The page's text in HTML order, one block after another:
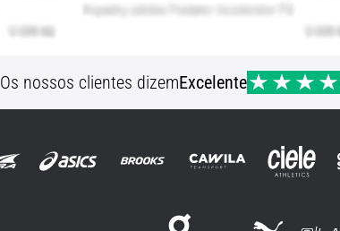
Os nossos clientes dizemExcelente